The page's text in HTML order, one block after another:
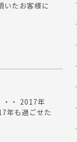
たお客様に
・・ 2017年
年も過ごせた